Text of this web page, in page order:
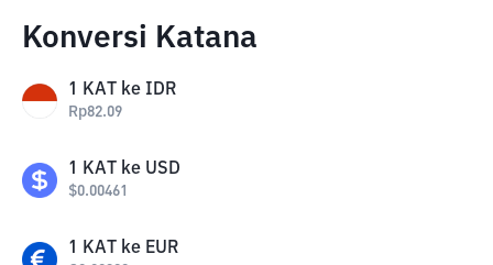
Konversi Katana
1 KAT ke IDR
Rp82.09
1 KAT ke USD
$0.00461
1 KAT ke EUR